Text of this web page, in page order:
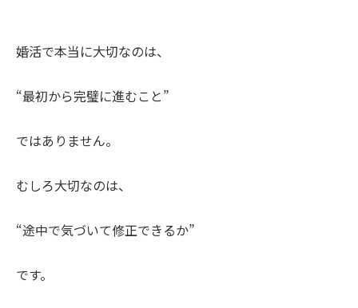
婚活で本当に大切なのは、
“最初から完璧に進むこと”
ではありません。
むしろ大切なのは、
“途中で気づいて修正できるか”
です。